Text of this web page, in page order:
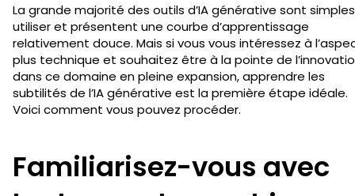
La grande majorité des outils d’IA générative sont
utiliser et présentent une courbe d’apprentissage
relativement douce. Mais si vous vous intéressez à
plus technique et souhaitez être à la pointe de
dans ce domaine en pleine expansion, apprendre les
subtilités de l’IA générative est la première étape idéale.
Voici comment vous pouvez procéder.
Familiarisez-vous avec